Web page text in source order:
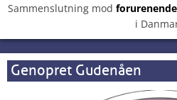
Sammenslutning mod forurenende
i
Genopret Gudenåen